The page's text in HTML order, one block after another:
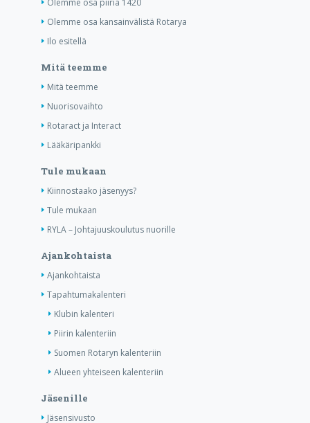
Olemme osa piiriä 1420
Olemme osa kansainvälistä Rotarya
Ilo esitellä
Mitä teemme
Mitä teemme
Nuorisovaihto
Rotaract ja Interact
Lääkäripankki
Tule mukaan
Kiinnostaako jäsenyys?
Tule mukaan
RYLA – Johtajuuskoulutus nuorille
Ajankohtaista
Ajankohtaista
Tapahtumakalenteri
Klubin kalenteri
Piirin kalenteriin
Suomen Rotaryn kalenteriin
Alueen yhteiseen kalenteriin
Jäsenille
Jäsensivusto